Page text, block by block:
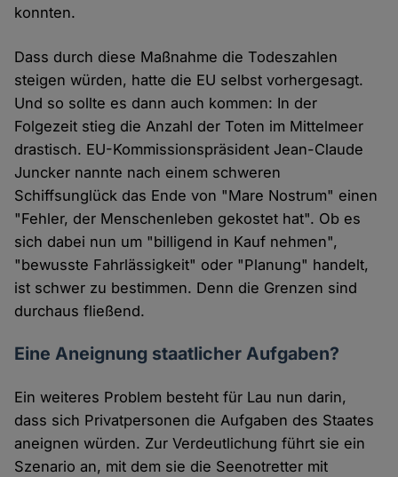
konnten.
Dass durch diese Maßnahme die Todeszahlen
steigen würden, hatte die EU selbst vorhergesagt.
Und so sollte es dann auch kommen: In der
Folgezeit stieg die Anzahl der Toten im Mittelmeer
drastisch. EU-Kommissionspräsident Jean-Claude
Juncker nannte nach einem schweren
Schiffsunglück das Ende von "Mare Nostrum" einen
"Fehler, der Menschenleben gekostet hat". Ob es
sich dabei nun um "billigend in Kauf nehmen",
"bewusste Fahrlässigkeit" oder "Planung" handelt,
ist schwer zu bestimmen. Denn die Grenzen sind
durchaus fließend.
Eine Aneignung staatlicher Aufgaben?
Ein weiteres Problem besteht für Lau nun darin,
dass sich Privatpersonen die Aufgaben des Staates
aneignen würden. Zur Verdeutlichung führt sie ein
Szenario an, mit dem sie die Seenotretter mit